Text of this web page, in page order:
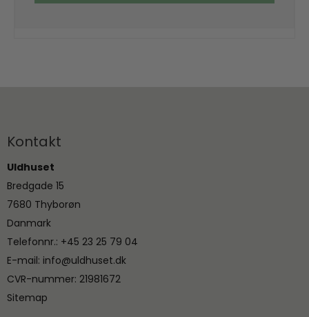
Kontakt
Uldhuset
Bredgade 15
7680 Thyborøn
Danmark
Telefonnr.: +45 23 25 79 04
E-mail: info@uldhuset.dk
CVR-nummer: 21981672
Sitemap